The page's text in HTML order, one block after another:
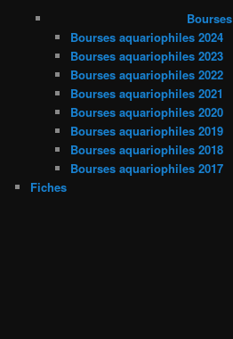
Bourses
Bourses aquariophiles 2024
Bourses aquariophiles 2023
Bourses aquariophiles 2022
Bourses aquariophiles 2021
Bourses aquariophiles 2020
Bourses aquariophiles 2019
Bourses aquariophiles 2018
Bourses aquariophiles 2017
Fiches